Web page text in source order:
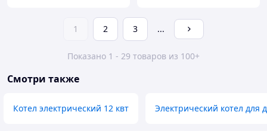
1 2 3 ...
Показано 1 - 29 товаров из 100+
Смотри также
Котел электрический 12 квт Электрический котел для